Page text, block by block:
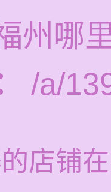
州哪
/a/
店铺